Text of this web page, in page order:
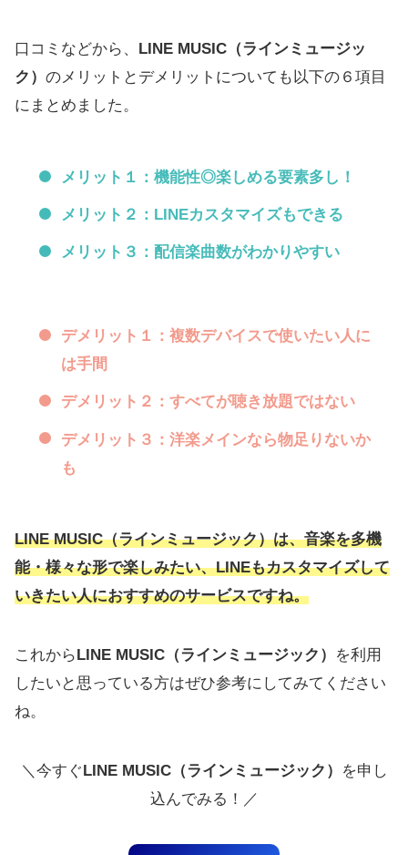
口コミなどから、 LINE MUSIC（ラインミュージッ
ク） のメリットとデメリットについても以下の６項目
にまとめました。
メリット１：機能性◎楽しめる要素多し！
メリット２：LINEカスタマイズもできる
メリット３：配信楽曲数がわかりやすい
デメリット１：複数デバイスで使いたい人に
は手間
デメリット２：すべてが聴き放題ではない
デメリット３：洋楽メインなら物足りないか
も
LINE MUSIC（ラインミュージック）は、音楽を多機
能・様々な形で楽しみたい、LINEもカスタマイズして
いきたい人におすすめのサービスですね。
これから LINE MUSIC（ラインミュージック）
を利用
したいと思っている方はぜひ参考にしてみてください
ね。
＼今すぐ LINE MUSIC（ラインミュージック）
を申し
込んでみる！／